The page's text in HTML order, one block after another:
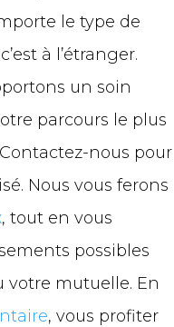
le type de
à l’étranger.
un soin
parcours le plus
nous pour
Nous vous ferons
, tout en vous
possibles
votre mutuelle. En
, vous profiter